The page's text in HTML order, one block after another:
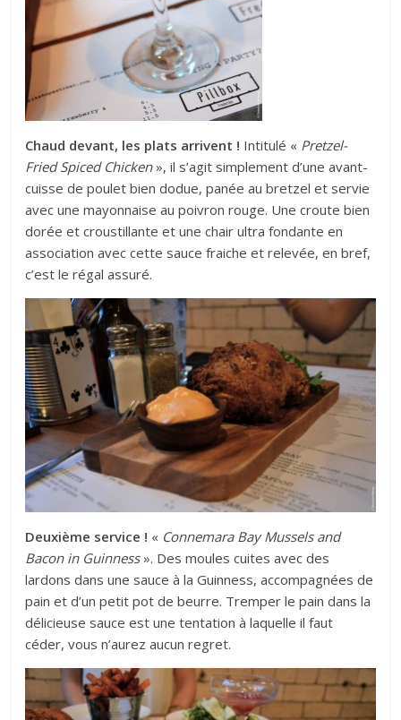
Chaud devant, les plats arrivent ! Intitulé « Pretzel-
Fried Spiced Chicken », il s’agit simplement d’une avant-
cuisse de poulet bien dodue, panée au bretzel et servie
avec une mayonnaise au poivron rouge. Une croute bien
dorée et croustillante et une chair ultra fondante en
association avec cette sauce fraiche et relevée, en bref,
c’est le régal assuré.
Deuxième service ! « Connemara Bay Mussels and
Bacon in Guinness». Des moules cuites avec des
lardons dans une sauce à la Guinness, accompagnées de
pain et d’un petit pot de beurre. Tremper le pain dans la
délicieuse sauce est une tentation à laquelle il faut
céder, vous n’aurez aucun regret.